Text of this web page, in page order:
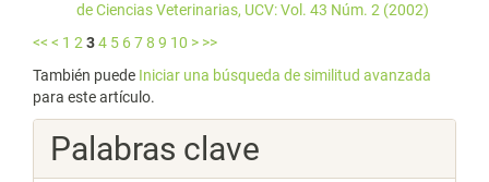
de Ciencias Veterinarias, UCV: Vol. 43 Núm. 2 (2002)
<< < 1 2 34 5 678 9 10 > >>
También puede Iniciar una búsqueda de similitud avanzada
para este artículo.
Palabras clave